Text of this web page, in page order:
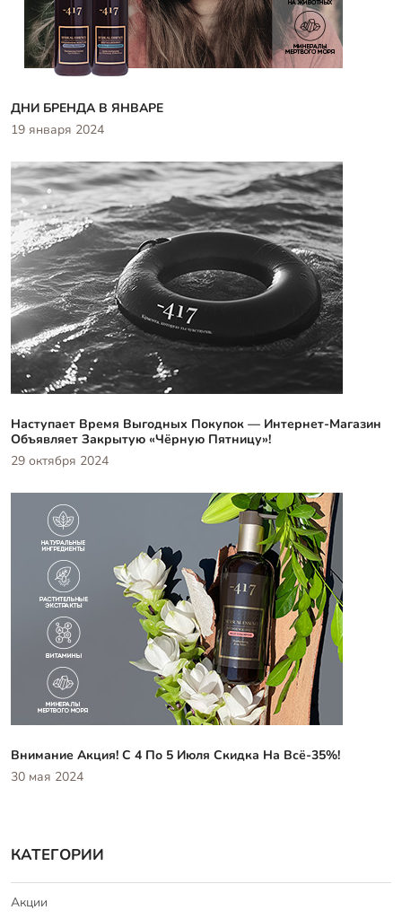
ДНИ БРЕНДА В ЯНВАРЕ
19 января 2024
Наступает Время Выгодных Покупок — Интернет-Магазин
Объявляет Закрытую «Чёрную Пятницу»!
29 октября 2024
Внимание Акция! С 4 По 5 Июля Скидка На Всё-35%!
30 мая 2024
КАТЕГОРИИ
Акции